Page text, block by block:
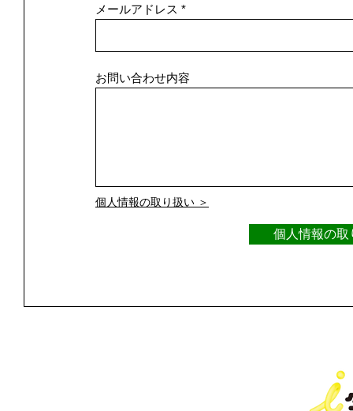
メールアドレス
お問い合わせ内容
個人情報の取り扱い ＞
個人情報の取